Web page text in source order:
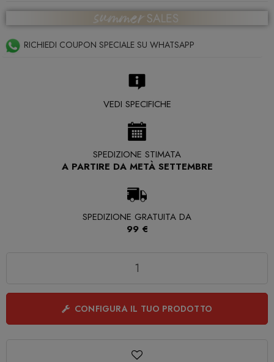
RICHIEDI COUPON SPECIALE SU WHATSAPP
VEDI SPECIFICHE
SPEDIZIONE STIMATA
A PARTIRE DA METÀ SETTEMBRE
SPEDIZIONE GRATUITA DA
99 €
CONFIGURA IL TUO PRODOTTO